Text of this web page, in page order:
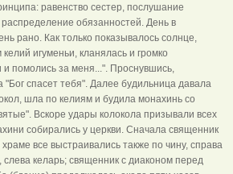
равенство сестер, послушание
обязанностей. День в
рано. Как только показывалось солнце,
игуменьи, кланялась и громко
и помолись за меня...". Проснувшись,
"Бог спасет тебя". Далее будильница давала
шла по келиям и будила монахинь со
Вскоре удары колокола призывали всех
собирались у церкви. Сначала священник
все выстраивались также по чину, справа
келарь; священник с диаконом перед